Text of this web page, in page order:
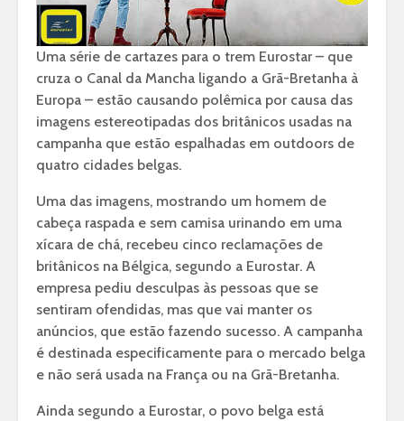
Uma série de cartazes para o trem Eurostar – que
cruza o Canal da Mancha ligando a Grã-Bretanha à
Europa – estão causando polêmica por causa das
imagens estereotipadas dos britânicos usadas na
campanha que estão espalhadas em outdoors de
quatro cidades belgas.
Uma das imagens, mostrando um homem de
cabeça raspada e sem camisa urinando em uma
xícara de chá, recebeu cinco reclamações de
britânicos na Bélgica, segundo a Eurostar. A
empresa pediu desculpas às pessoas que se
sentiram ofendidas, mas que vai manter os
anúncios, que estão fazendo sucesso. A campanha
é destinada especificamente para o mercado belga
e não será usada na França ou na Grã-Bretanha.
Ainda segundo a Eurostar, o povo belga está